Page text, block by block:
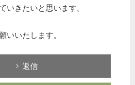
いきたいと思います。
いいたします。
返信